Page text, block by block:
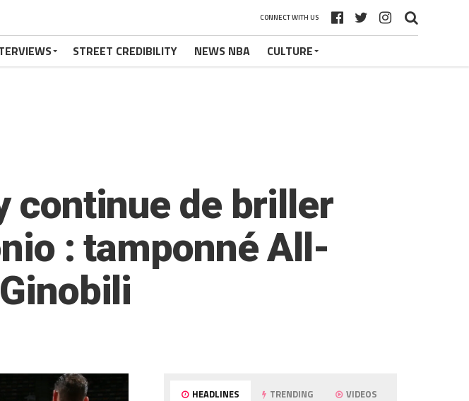
CONNECT WITH US
STREET CREDIBILITY NEWS NBA CULTURE
continue de briller
: tamponné All-
HEADLINES TRENDING VIDEOS